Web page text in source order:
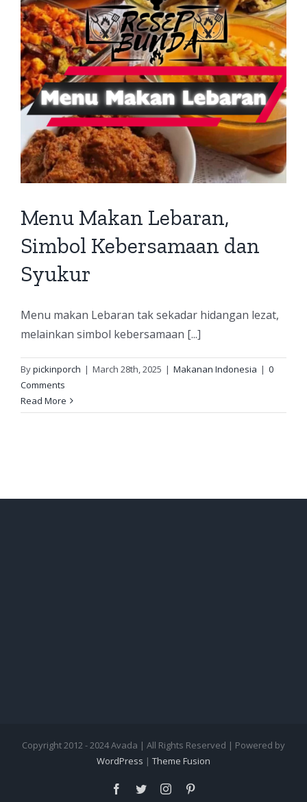
Menu Makan Lebaran,
Simbol Kebersamaan dan
Syukur
Menu makan Lebaran tak sekadar hidangan lezat,
melainkan simbol kebersamaan [...]
Bypickinporch | March 28th, 2025 | Makanan Indonesia | 0
Comments
Read More
Copyright 2012 - 2024 Avada | All Rights Reserved | Powered by
WordPress | Theme Fusion
facebook
twitterinstagram